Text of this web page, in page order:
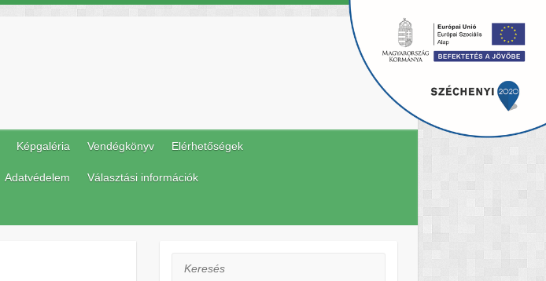
Képgaléria Vendégkönyv Elérhetőségek
Adatvédelem Választási információk
Keresés